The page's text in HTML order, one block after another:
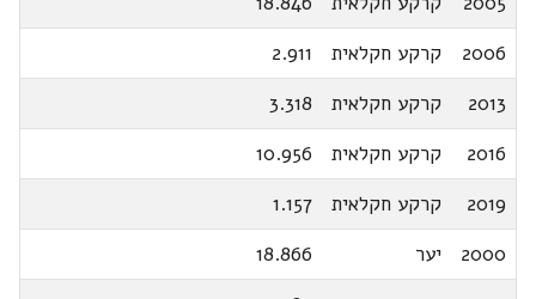
2006
קרקע חקלאית
2.911
2013
קרקע חקלאית
3.318
2016
קרקע חקלאית
10.956
2019
קרקע חקלאית
1.157
2000
יער
18.866